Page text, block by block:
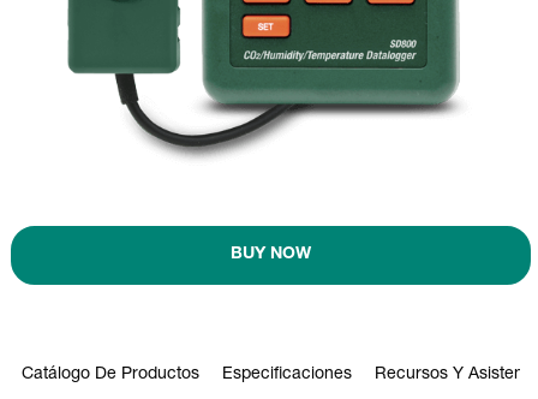
BUY NOW
Catálogo De Productos Especificaciones Recursos Y